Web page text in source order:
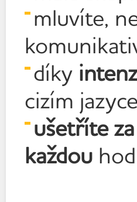
mluvíte,
díky
cizím jazyce
ušetříte
každou